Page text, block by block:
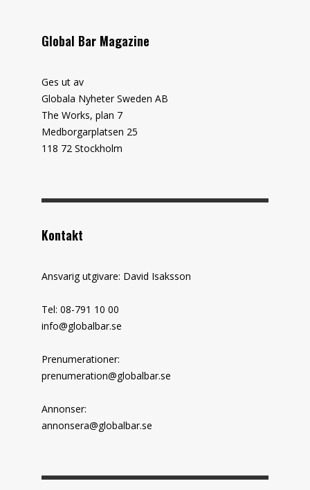
Global Bar Magazine
Ges ut av
Globala Nyheter Sweden AB
The Works, plan 7
Medborgarplatsen 25
118 72 Stockholm
Kontakt
Ansvarig utgivare: David Isaksson
Tel: 08-791 10 00
info@globalbar.se
Prenumerationer:
prenumeration@globalbar.se
Annonser:
annonsera@globalbar.se